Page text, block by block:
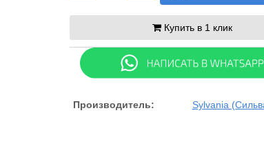
Купить в 1 клик
Производитель: Sylvania